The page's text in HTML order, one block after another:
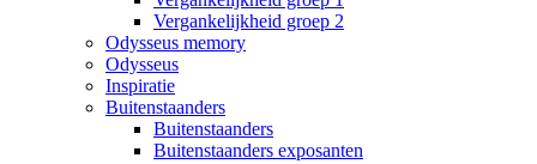
Vergankelijkheid groep 2
Odysseus memory
Odysseus
Inspiratie
Buitenstaanders
Buitenstaanders
Buitenstaanders exposanten